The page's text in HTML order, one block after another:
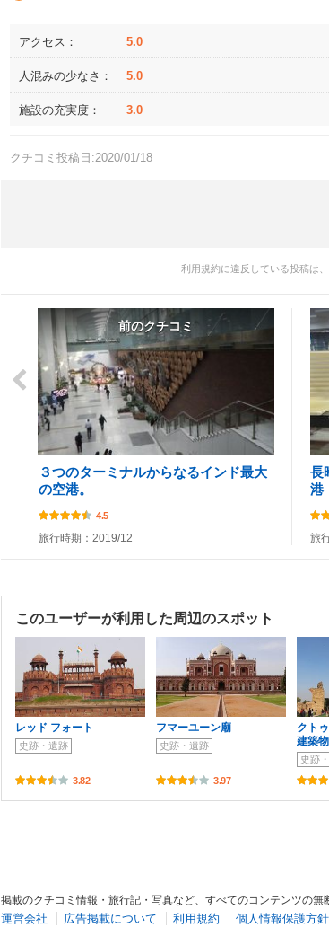
アクセス： 5.0
人混みの少なさ： 5.0
施設の充実度： 3.0
クチコミ投稿日:2020/01/18
利用規約に違反している投稿は
前のクチコミ
３つのターミナルからなるインド最大
の空港。
4.5
旅行時期：2019/12
長
港
旅
このユーザーが利用した周辺のスポット
レッド フォート
史跡・遺跡
3.82
フマーユーン廟
史跡・遺跡
3.97
クト
建築
史跡
掲載のクチコミ情報・旅行記・写真など、すべてのコンテンツの無
運営会社 広告掲載について 利用規約 個人情報保護方針